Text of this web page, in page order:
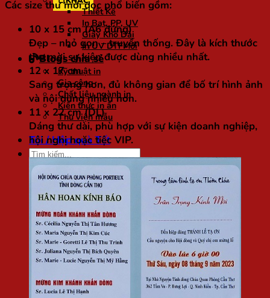
Thiết Kế
In Bạt, PP, UV
Giấy Khổ Dài
In UV DTF
Blogs chia sẻ
Kỹ thuật in
Gia công
Chất liệu ngành in
Kiến thức in ấn
Thư viện mẫu
Túi / Hộp quà Tết
Tìm
kiếm:
Các size thư mời dọc phổ biến gồm:
10 x 15 cm (A6 đứng)
Đẹp – nhỏ gọn – truyền thống. Đây là kích thước
thư mời sự kiện được dùng nhiều nhất.
12 x 17 cm
Sang trọng hơn, đủ không gian để bố trí hình ảnh
và nội dung nhiều hơn.
11 x 22 cm (DL)
Dáng thư dài, phù hợp với sự kiện doanh nghiệp,
hội nghị hoặc tiệc VIP.